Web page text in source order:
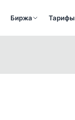
Биржа Тарифы